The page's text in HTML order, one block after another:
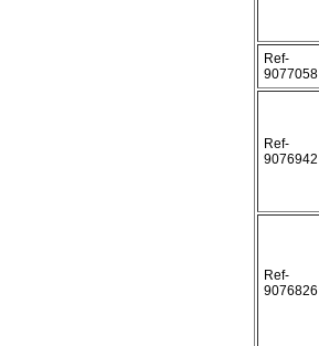
Ref-
9077058
Ref-
9076942
Ref-
9076826